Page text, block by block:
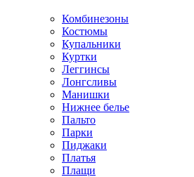
Комбинезоны
Костюмы
Купальники
Куртки
Леггинсы
Лонгсливы
Манишки
Нижнее белье
Пальто
Парки
Пиджаки
Платья
Плащи